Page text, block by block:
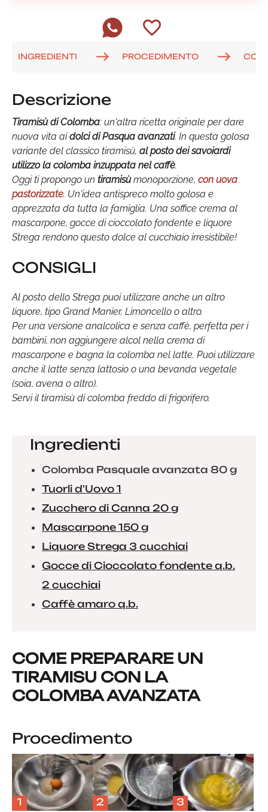
INGREDIENTI PROCEDIMENTO
Descrizione
Tiramisù di Colomba: un'altra ricetta originale per dare
nuova vita aidolci di Pasqua avanzati. In questa golosa
variante del classico tiramisù, al posto dei savoiardi
utilizzo la colomba inzuppata nel caffè.
Oggi ti propongo un tiramisùmonoporzione, con uova
pastorizzate. Un'idea antispreco molto golosa e
apprezzata da tutta la famiglia. Una soffice crema al
mascarpone, gocce di cioccolato fondente e liquore
Strega rendono questo dolce al cucchiaio irresistibile!
CONSIGLI
Al posto dello Strega puoi utilizzare anche un altro
liquore, tipo Grand Manier, Limoncello o altro.
Per una versione analcolica e senza caffè, perfetta per i
bambini, non aggiungere alcol nella crema di
mascarpone e bagna la colomba nel latte. Puoi utilizzare
anche il latte senza lattosio o una bevanda vegetale
(soia, avena o altro).
Servi il tiramisù di colomba freddo di frigorifero.
Ingredienti
Colomba Pasquale avanzata 80 g
Tuorli d'Uovo 1
Zucchero di Canna 20 g
Mascarpone 150 g
Liquore Strega 3 cucchiai
Gocce di Cioccolato fondente q.b.
2 cucchiai
Caffè amaro q.b.
COME PREPARARE UN
TIRAMISU CON LA
COLOMBA AVANZATA
Procedimento
1 2 3